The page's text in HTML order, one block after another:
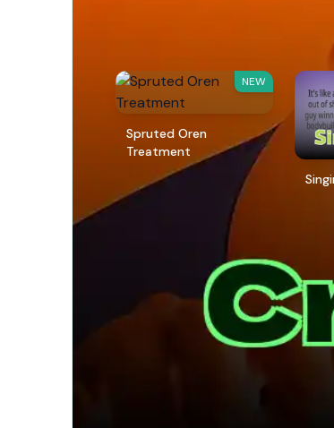
NEW
Spruted Oren
Treatment